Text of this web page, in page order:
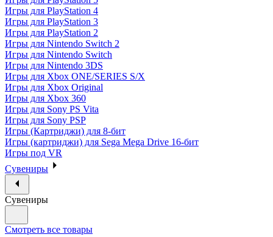
Игры для PlayStation 4
Игры для PlayStation 3
Игры для PlayStation 2
Игры для Nintendo Switch 2
Игры для Nintendo Switch
Игры для Nintendo 3DS
Игры для Xbox ONE/SERIES S/X
Игры для Xbox Original
Игры для Xbox 360
Игры для Sony PS Vita
Игры для Sony PSP
Игры (Картриджи) для 8-бит
Игры (картриджи) для Sega Mega Drive 16-бит
Игры под VR
Сувениры
Сувениры
Смотреть все товары